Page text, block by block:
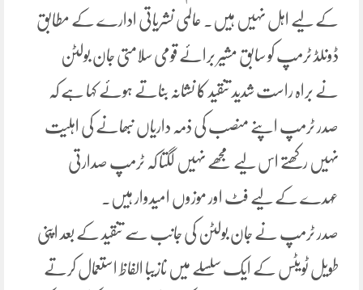
کے لیے اہل نہیں ہیں۔ عالمی نشریاتی ادارے کے مطابق
ڈونلڈ ٹرمپ کو سابق مشیر برائے قومی سلامتی جان بولٹن
نے براہ راست شدید تنقید کا نشانہ بناتے ہوئے کہا ہے کہ
صدر ٹرمپ اپنے منصب کی ذمہ داریاں نبھانے کی اہلیت
نہیں رکھتے اس لیے مجھے نہیں لگتا کہ ٹرمپ صدارتی
عہدے کے لیے فٹ اور موزوں امیدوار ہیں۔
صدر ٹرمپ نے جان بولٹن کی جانب سے تنقید کے بعد اپنی
طویل ٹویٹس کے ایک سلسلے میں نازیبا الفاظ استعمال کرتے